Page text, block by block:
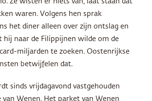
Ze wisten er niets van, laat staan dat
waren. Volgens hen sprak
het diner alleen over zijn ontslag en
hij naar de Filippijnen wilde om de
miljarden te zoeken. Oostenrijkse
betwijfelen dat.
sinds vrijdagavond vastgehouden
Wenen. Het parket van Wenen